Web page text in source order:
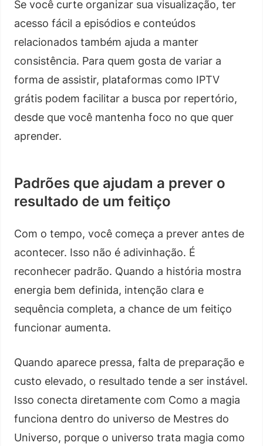
Se você curte organizar sua visualização, ter
acesso fácil a episódios e conteúdos
relacionados também ajuda a manter
consistência. Para quem gosta de variar a
forma de assistir, plataformas como IPTV
grátis podem facilitar a busca por repertório,
desde que você mantenha foco no que quer
aprender.
Padrões que ajudam a prever o
resultado de um feitiço
Com o tempo, você começa a prever antes de
acontecer. Isso não é adivinhação. É
reconhecer padrão. Quando a história mostra
energia bem definida, intenção clara e
sequência completa, a chance de um feitiço
funcionar aumenta.
Quando aparece pressa, falta de preparação e
custo elevado, o resultado tende a ser instável.
Isso conecta diretamente com Como a magia
funciona dentro do universo de Mestres do
Universo, porque o universo trata magia como